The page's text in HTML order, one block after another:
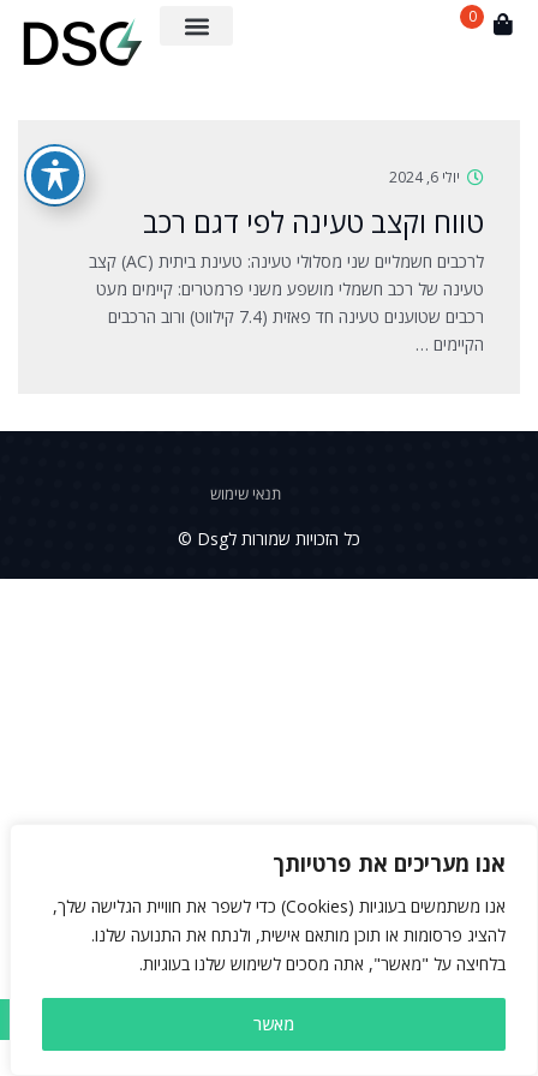
אנו מעריכים את פרטיותך
אנו משתמשים בעוגיות (Cookies) כדי לשפר את חוויית הגלישה שלך,
להציג פרסומות או תוכן מותאם אישית, ולנתח את התנועה שלנו.
בלחיצה על "מאשר", אתה מסכים לשימוש שלנו בעוגיות.
מאשר
0
יולי 6, 2024
טווח וקצב טעינה לפי דגם רכב
לרכבים חשמליים שני מסלולי טעינה: טעינת ביתית (AC) קצב
טעינה של רכב חשמלי מושפע משני פרמטרים: קיימים מעט
רכבים שטוענים טעינה חד פאזית (7.4 קילווט) ורוב הרכבים
הקיימים …
תנאי שימוש
כל הזכויות שמורות לDsg ©